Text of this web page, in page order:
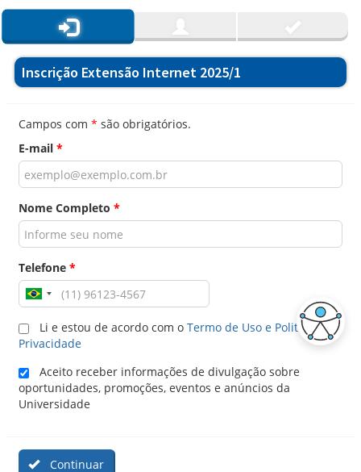
Inscrição Extensão Internet 2025/1
Campos com * são obrigatórios.
E-mail *
Nome Completo *
Telefone *
Li e estou de acordo com o Termo de Uso e Politica de
Privacidade
Aceito receber informações de divulgação sobre
oportunidades, promoções, eventos e anúncios da
Universidade
Continuar